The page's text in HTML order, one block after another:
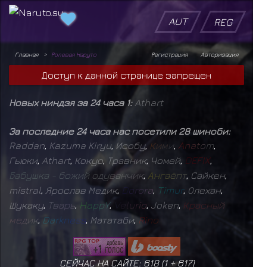
AUT REG
Главная Ролевая Наруто Авторизация
Регистрация
Доступ к данной странице запрещен
Новых ниндзя за 24 часа 1: Athart
За последние 24 часа нас посетили 28 шиноби:
Raddan Kazuma Kiryu, Исобу, Кими Anatom
Гьюки, Athart, Кокуо Травник, Чомей, DEFIX,
Бабушка - божий одуванчик, Ангаёпт, Сайкен,
mistral Ярослав Медик, Dorora Timur, Олехан,
Шукаку, Тварь HappY, l urio Joken Красный
медик, Darkness, Мататаби,Rino
СЕЙЧАС НА САЙТЕ: 618 (1+617)